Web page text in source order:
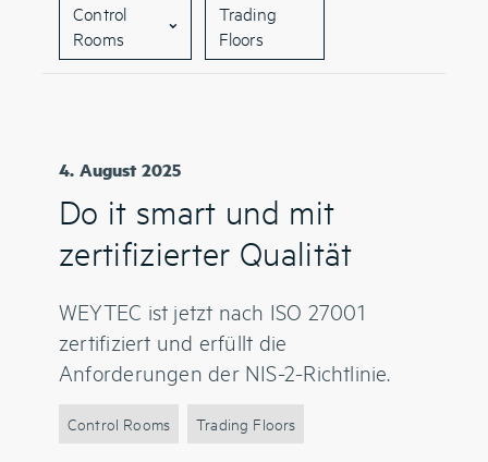
Control
Rooms
Trading
Floors
4. August 2025
Do it smart und mit
zertifizierter Qualität
WEYTEC ist jetzt nach ISO 27001
zertifiziert und erfüllt die
Anforderungen der NIS-2-Richtlinie.
Control Rooms Trading Floors